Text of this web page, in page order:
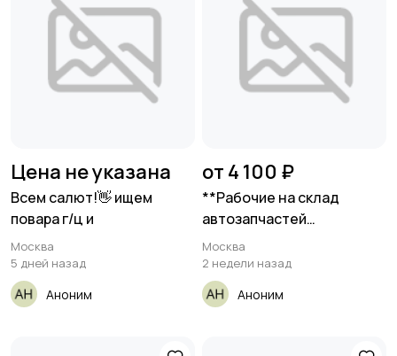
Цена не указана
Всем салют!👋 ищем
повара г/ц и
Москва
5 дней назад
Аноним
от 4 100 ₽
**Рабочие на склад
автозапчастей
(Московская обл.,
Москва
2 недели назад
Аноним